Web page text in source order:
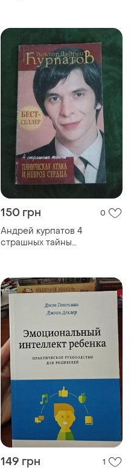
150 грн 0
Андрей курпатов 4
страшных тайны
149 грн 1